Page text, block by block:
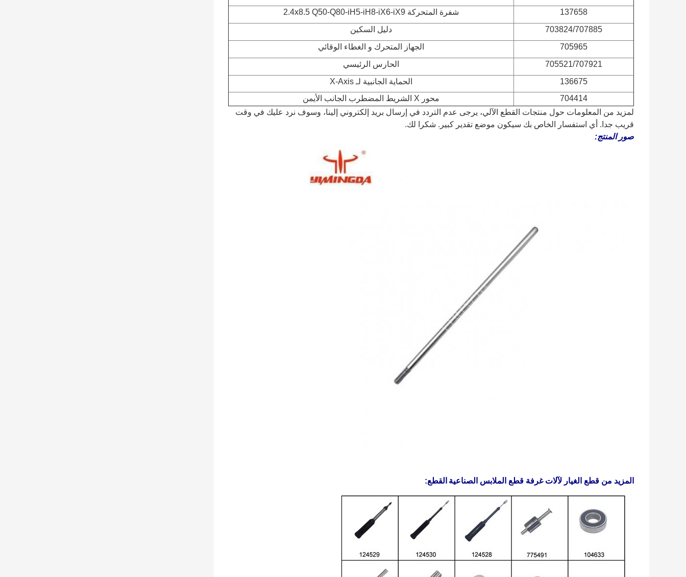
137658
شفرة المتحركة 2.4x8.5 Q50-Q80-iH5-iH8-iX6-iX9
703824/707885
دليل السكين
705965
الجهاز المتحرك و الغطاء الوقائي
705521/707921
الحارس الرئيسي
136675
الحماية الجانبية لـ X-Axis
704414
محور X الشريط المضطرب الجانب الأيمن
لمزيد من المعلومات حول منتجات القطع الآلي، يرجى عدم التردد في إرسال بريد إلكتروني إلينا، وسوف نرد عليك في وقت
قريب جدا. أي استفسار الخاص بك سيكون موضع تقدير كبير. شكرا لك.
صور المنتج:
المزيد من قطع الغيار لآلات غرفة قطع الملابس الصناعية القطع: